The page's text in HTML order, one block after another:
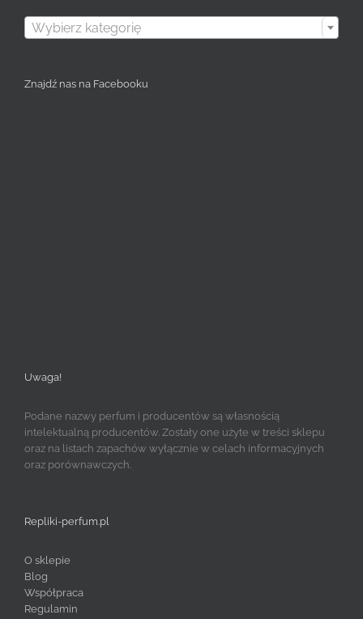
Wybierz kategorię
Znajdź nas na Facebooku
Uwaga!
Podane nazwy perfum i producentów są własnością
intelektualną producentów. Zostały one użyte w treści sklepu
oraz na listach zapachów wyłącznie w celach informacyjnych
oraz porównawczych.
Repliki-perfum.pl
O sklepie
Blog
Współpraca
Regulamin